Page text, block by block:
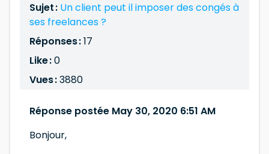
Sujet : Un client peut il imposer des congés à
ses freelances ?
Réponses :17
Like :0
Vues :3880
Réponse postée May 30, 2020 6:51 AM
Bonjour,